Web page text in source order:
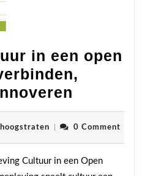
in een open
rol
van
cultuur
in
cdenvhoogstraten
0 Comment
Cultuur in een Open